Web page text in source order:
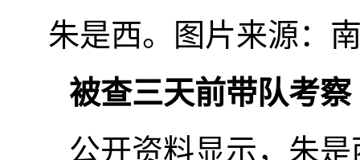
朱是西。图片来源：
被查三天前带队考察
公开资料显示，朱是